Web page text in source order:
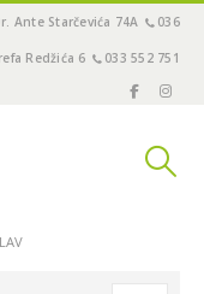
Ante Starčevića 74A 036
Redžića 6 033 552 751